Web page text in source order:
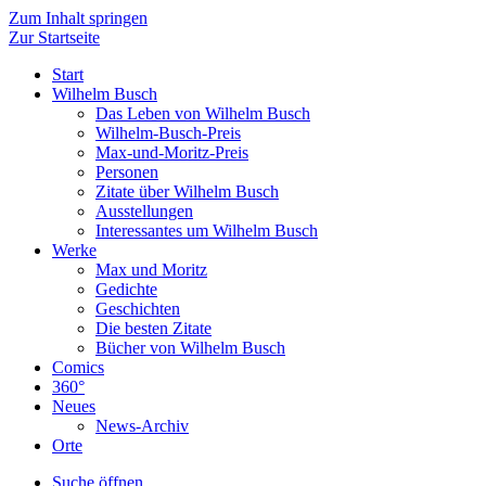
Zum Inhalt springen
Zur Startseite
Start
Wilhelm Busch
Das Leben von Wilhelm Busch
Wilhelm-Busch-Preis
Max-und-Moritz-Preis
Personen
Zitate über Wilhelm Busch
Ausstellungen
Interessantes um Wilhelm Busch
Werke
Max und Moritz
Gedichte
Geschichten
Die besten Zitate
Bücher von Wilhelm Busch
Comics
360°
Neues
News-Archiv
Orte
Suche öffnen